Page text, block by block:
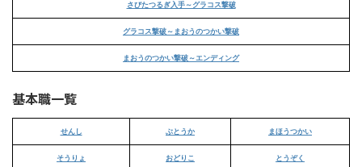
さびたつるぎ入手～グラコス撃破
グラコス撃破～まおうのつかい撃破
まおうのつかい撃破～エンディング
基本職一覧
せんし ぶとうか まほうつかい
そうりょ おどりこ とうぞく